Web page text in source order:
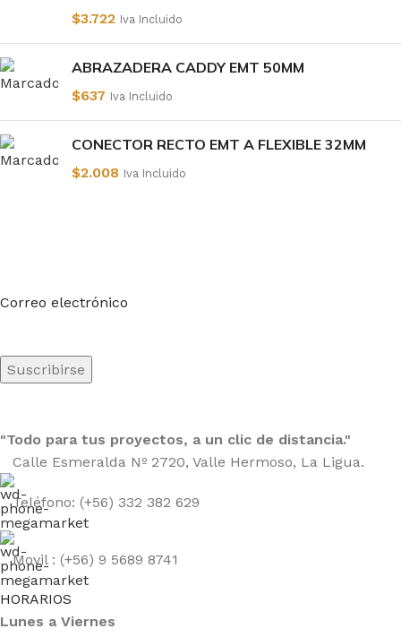
$3.722 Iva Incluido
ABRAZADERA CADDY EMT 50MM
$637 Iva Incluido
CONECTOR RECTO EMT A FLEXIBLE 32MM
$2.008 Iva Incluido
Correo electrónico
"Todo para tus proyectos, a un clic de distancia."
Calle Esmeralda Nº 2720, Valle Hermoso, La Ligua.
Teléfono: (+56) 332 382 629
Movil : (+56) 9 5689 8741
HORARIOS
Lunes a Viernes